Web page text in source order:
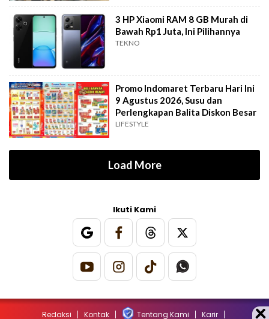
3 HP Xiaomi RAM 8 GB Murah di
Bawah Rp1 Juta, Ini Pilihannya
TEKNO
Promo Indomaret Terbaru Hari Ini
9 Agustus 2026, Susu dan
Perlengkapan Balita Diskon Besar
LIFESTYLE
Load More
Ikuti Kami
Redaksi Kontak Tentang Kami Karir